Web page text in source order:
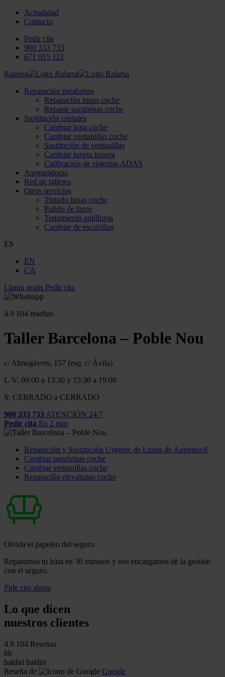
Actualidad
Contacto
Pedir cita
900 333 733
671 015 121
Ralarsa
Reparación parabrisas
Reparación lunas coche
Reparar parabrisas coche
Sustitución cristales
Cambiar luna coche
Cambiar ventanillas coche
Sustitución de ventanillas
Cambiar luneta trasera
Calibración de sistemas ADAS
Aseguradoras
Red de talleres
Otros servicios
Tintado lunas coche
Pulido de faros
Tratamiento antilluvia
Cambiar de escobillas
ES
EN
CA
Llama gratis Pedir cita
4.9 104 reseñas
Taller Barcelona – Poble Nou
c/ Almogàvers, 157 (esq. c/ Àvila)
L-V: 09:00 a 13:30 y 15:30 a 19:00
S: CERRADO a CERRADO
900 333 733 ATENCIÓN 24/7
Pedir cita En 2 min
Reparación y Sustitución Urgente de Lunas de Automóvil
Cambiar parabrisas coche
Cambiar ventanillas coche
Reparación elevalunas coche
Olvida el papeleo del seguro
Reparamos tu luna en 30 minutos y nos encargamos de la gestión
con el seguro.
Pide cita ahora
Lo que dicen
nuestros clientes
4.9 104 Reseñas
bb
baldiri baldiri
Reseña de
Google